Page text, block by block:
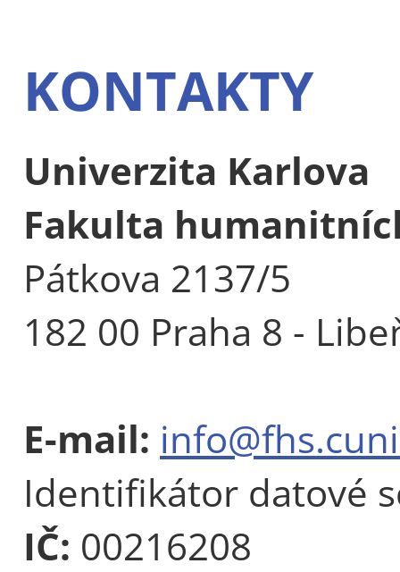
KONTAKTY
Univerzita Karlova
Fakulta
Pátkova 2137/5
182 00 Praha 8 -
E-mail:
Identifikátor datové
IČ: 00216208